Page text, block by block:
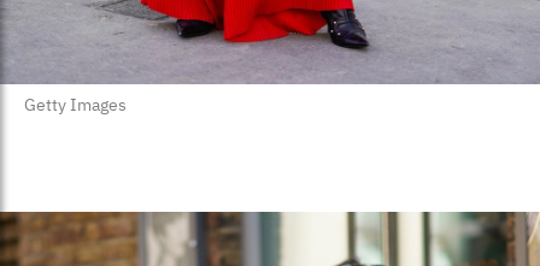
Getty Images